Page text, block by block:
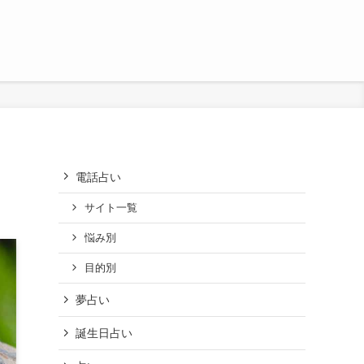
電話占い
サイト一覧
悩み別
目的別
夢占い
誕生日占い